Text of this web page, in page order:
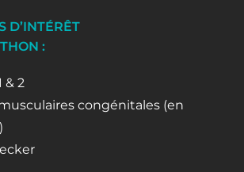
D’INTÉRÊT
:
& 2
congénitales (en